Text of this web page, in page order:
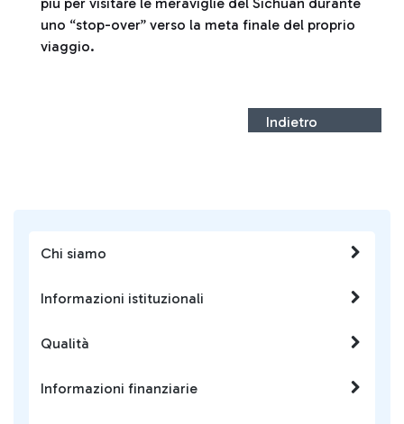
Chi siamo
Informazioni istituzionali
Qualità
Informazioni finanziarie
uno “stop-over” verso la meta finale del proprio
viaggio.
Indietro